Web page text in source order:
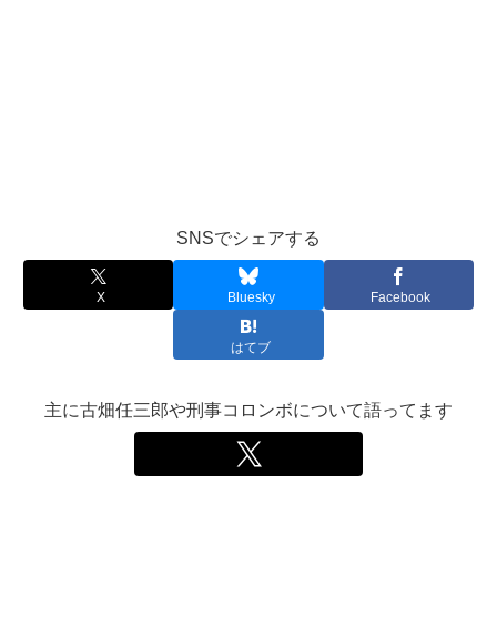
SNSでシェアする
X Bluesky Facebook
はてブ
主に古畑任三郎や刑事コロンボについて語ってます